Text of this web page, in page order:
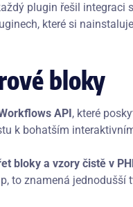
plugin řešil integraci
které si
bloky
API, které
k bohatším
bloky a vzory čistě v
to znamená